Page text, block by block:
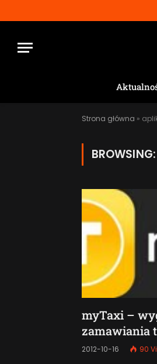
Strona główna »
myTaxi –
zamawiania
2012-10-16 90